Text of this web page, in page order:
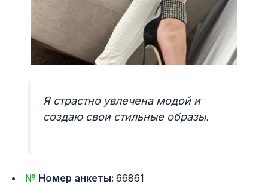
Я страстно увлечена модой и
создаю свои стильные образы.
№ Номер анкеты:66861